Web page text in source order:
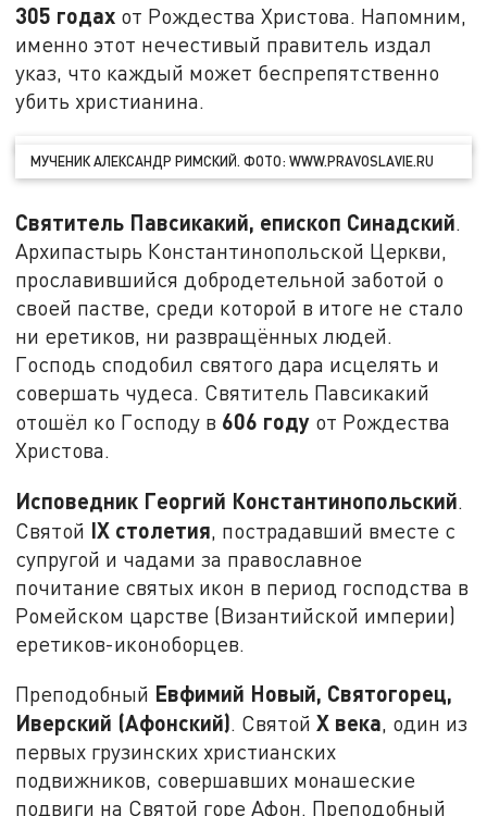
305 годах от Рождества Христова. Напомним,
именно этот нечестивый правитель издал
указ, что каждый может беспрепятственно
убить христианина.
МУЧЕНИК АЛЕКСАНДР РИМСКИЙ. ФОТО: WWW.PRAVOSLAVIE.RU
Святитель Павсикакий, епископ Синадский.
Архипастырь Константинопольской Церкви,
прославившийся добродетельной заботой о
своей пастве, среди которой в итоге не стало
ни еретиков, ни развращённых людей.
Господь сподобил святого дара исцелять и
совершать чудеса. Святитель Павсикакий
отошёл ко Господу в 606 году от Рождества
Христова.
Исповедник Георгий Константинопольский.
Святой IX столетия, пострадавший вместе с
супругой и чадами за православное
почитание святых икон в период господства в
Ромейском царстве (Византийской империи)
еретиков-иконоборцев.
Преподобный Евфимий Новый, Святогорец,
Иверский (Афонский). СвятойX века, один из
первых грузинских христианских
подвижников, совершавших монашеские
подвиги на Святой горе Афон. Преподобный